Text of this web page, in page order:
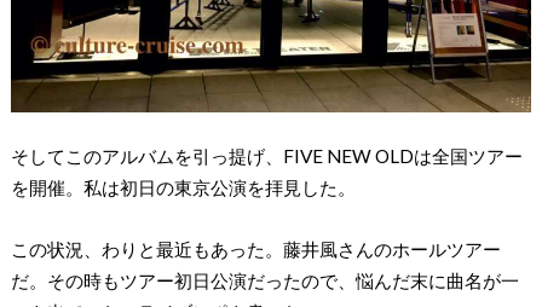
そしてこのアルバムを引っ提げ、FIVE NEW OLDは全国ツアー
を開催。私は初日の東京公演を拝見した。
この状況、わりと最近もあった。藤井風さんのホールツアー
だ。その時もツアー初日公演だったので、悩んだ末に曲名が一